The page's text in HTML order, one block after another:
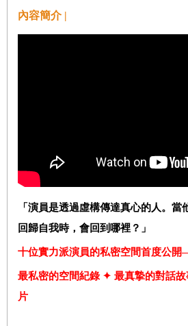
內容簡介 |
「演員是透過虛構傳達真心的人。當
回歸自我時，會回到哪裡？」
十位實力派演員的私密空間首度公
最私密的空間紀錄 ✦ 最真摯的對話
片